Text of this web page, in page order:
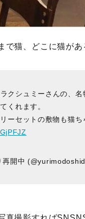
で猫、どこに猫が
クシュミーさんの、
くれます。
ーセットの敷物も猫ち
開中